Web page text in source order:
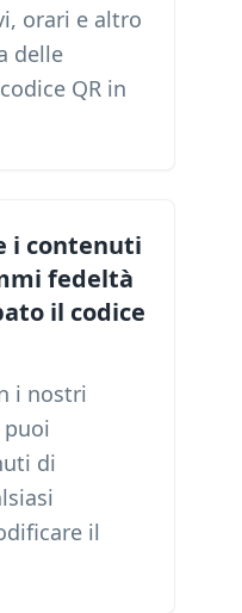
orari e altro
delle
QR in
i contenuti
fedeltà
il codice
i nostri
di
il